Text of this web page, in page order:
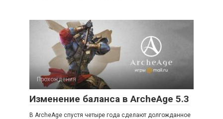
Прохождения
Изменение баланса в ArcheAge 5.3
В ArcheAge спустя четыре года сделают долгожданное